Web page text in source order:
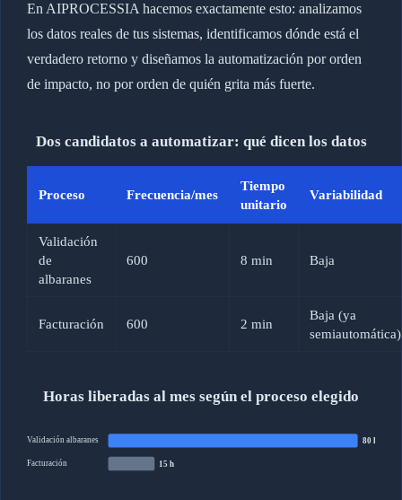
En AIPROCESSIA hacemos exactamente esto: analizamos
los datos reales de tus sistemas, identificamos dónde está el
verdadero retorno y diseñamos la automatización por orden
de impacto, no por orden de quién grita más fuerte.
Dos candidatos a automatizar: qué dicen los datos
Proceso Frecuencia/mes
Tiempo
unitario
Variabilidad
Validación
de
albaranes
600 8 min Baja
Facturación 600 2 min
Baja (ya
semiautomática)
Horas liberadas al mes según el proceso elegido
Validación albaranes 80 h
Facturación 15 h